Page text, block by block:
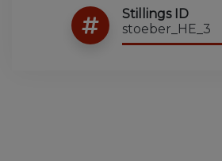
Stillings ID
stoeber_HE_3